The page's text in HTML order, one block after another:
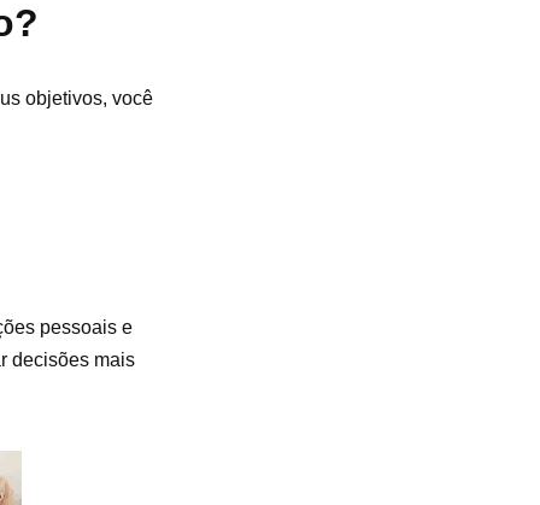
objetivos, você
pessoais e
decisões mais